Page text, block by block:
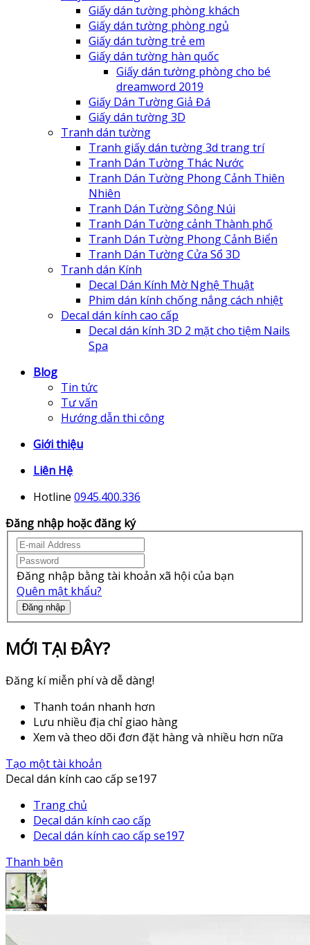
Giấy dán tường phòng khách
Giấy dán tường phòng ngủ
Giấy dán tường trẻ em
Giấy dán tường hàn quốc
Giấy dán tường phòng cho bé
dreamword 2019
Giấy Dán Tường Giả Đá
Giấy dán tường 3D
Tranh dán tường
Tranh giấy dán tường 3d trang trí
Tranh Dán Tường Thác Nước
Tranh Dán Tường Phong Cảnh Thiên
Nhiên
Tranh Dán Tường Sông Núi
Tranh Dán Tường cảnh Thành phố
Tranh Dán Tường Phong Cảnh Biển
Tranh Dán Tường Cửa Sổ 3D
Tranh dán Kính
Decal Dán Kính Mờ Nghệ Thuật
Phim dán kính chống nắng cách nhiệt
Decal dán kính cao cấp
Decal dán kính 3D 2 mặt cho tiệm Nails
Spa
Blog
Tin tức
Tư vấn
Hướng dẫn thi công
Giới thiệu
Liên Hệ
Hotline 0945.400.336
Đăng nhập hoặc đăng ký
Đăng nhập bằng tài khoản xã hội của bạn
Quên mật khẩu?
Đăng nhập
MỚI TẠI ĐÂY?
Đăng kí miễn phí và dễ dàng!
Thanh toán nhanh hơn
Lưu nhiều địa chỉ giao hàng
Xem và theo dõi đơn đặt hàng và nhiều hơn nữa
Tạo một tài khoản
Decal dán kính cao cấp se197
Trang chủ
Decal dán kính cao cấp
Decal dán kính cao cấp se197
Thanh bên